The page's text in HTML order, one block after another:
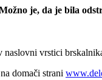
je, da je bila
naslovni vrstici
domači strani